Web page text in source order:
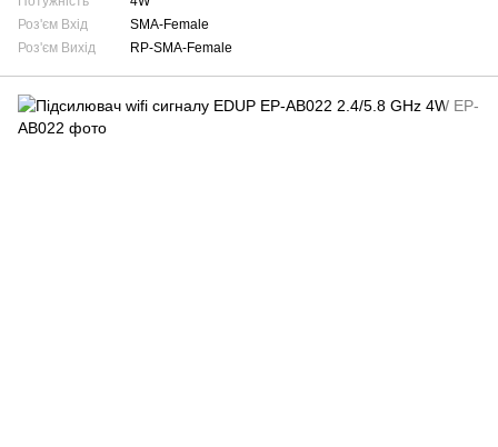
Роз'єм Вхід
SMA-Female
Роз'єм Вихід
RP-SMA-Female